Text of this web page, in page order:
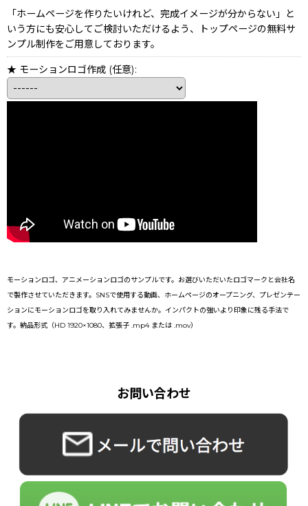
「ホームページを作りたいけれど、完成イメージが分からない」と
いう方にも安心してご検討いただけるよう、トップページの無料サ
ンプル制作をご用意しております。
★ モーションロゴ作成 (任意):
モーションロゴ、アニメーションロゴのサンプルです。お選びいただいたロゴマークと会社名
で製作させていただきます。SNSで使用する動画、ホームページのオープニング、プレゼンテー
ションにモーションロゴを取り入れてみませんか。インパクトの強いより印象に残る手法で
す。納品形式（HD 1920×1080、拡張子 .mp4 または .mov）
お問い合わせ